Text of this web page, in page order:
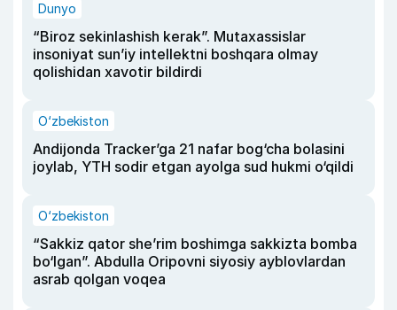
Dunyo
“Biroz sekinlashish kerak”. Mutaxassislar
insoniyat sun’iy intellektni boshqara olmay
qolishidan xavotir bildirdi
O‘zbekiston
Andijonda Tracker’ga 21 nafar bog‘cha bolasini
joylab, YTH sodir etgan ayolga sud hukmi o‘qildi
O‘zbekiston
“Sakkiz qator she’rim boshimga sakkizta bomba
bo‘lgan”. Abdulla Oripovni siyosiy ayblovlardan
asrab qolgan voqea